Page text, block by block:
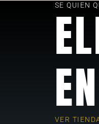
SE QUIEN
VER